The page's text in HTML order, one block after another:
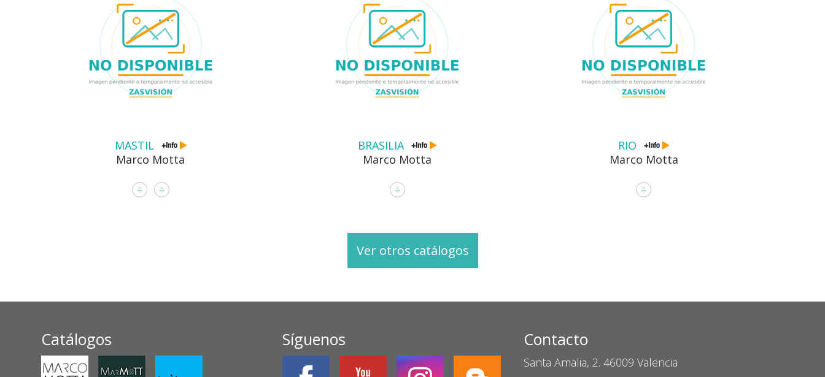
MASTIL
Marco Motta
BRASILIA
Marco Motta
RIO
Marco Motta
Ver otros catálogos
Catálogos Síguenos Contacto
Santa Amalia, 2. 46009 Valencia